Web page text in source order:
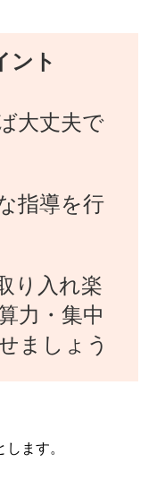
ント
大丈夫で
指導を行
り入れ楽
力・集中
ましょう
ます。